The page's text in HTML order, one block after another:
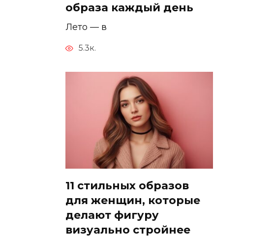
образа каждый день
Лето — в
5.3к.
11 стильных образов
для женщин, которые
делают фигуру
визуально стройнее